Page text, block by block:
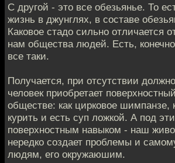
С другой - это все обезьянье. То
жизнь в джунглях, в составе
Каковое стадо сильно отличается
нам общества людей. Есть,
все таки.
Получается, при отсутствии
человек приобретает
обществе: как цирковое шимпанзе,
курить и есть суп ложкой. А под
поверхностным навыком - наш
нередко создает проблемы и
людям, его окружаюшим.